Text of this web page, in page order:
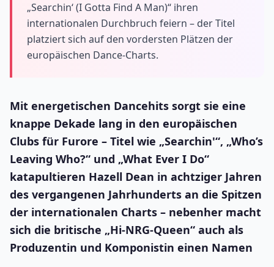
„Searchin‘ (I Gotta Find A Man)“ ihren
internationalen Durchbruch feiern – der Titel
platziert sich auf den vordersten Plätzen der
europäischen Dance-Charts.
Mit energetischen Dancehits sorgt sie eine
knappe Dekade lang in den europäischen
Clubs für Furore – Titel wie „Searchin'“, „Who’s
Leaving Who?“ und „What Ever I Do“
katapultieren Hazell Dean in achtziger Jahren
des vergangenen Jahrhunderts an die Spitzen
der internationalen Charts – nebenher macht
sich die britische „Hi-NRG-Queen“ auch als
Produzentin und Komponistin einen Namen